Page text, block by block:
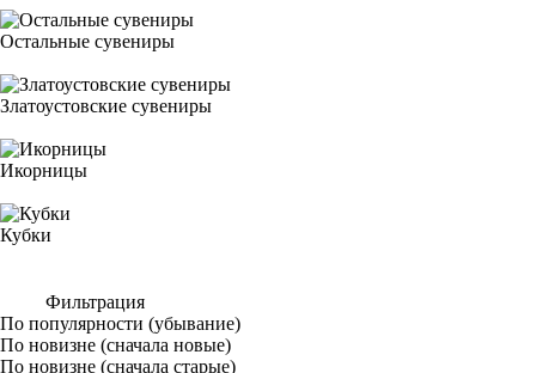
Остальные сувениры
Златоустовские сувениры
Икорницы
Кубки
Фильтрация
По популярности (убывание)
По новизне (сначала новые)
По новизне (сначала старые)